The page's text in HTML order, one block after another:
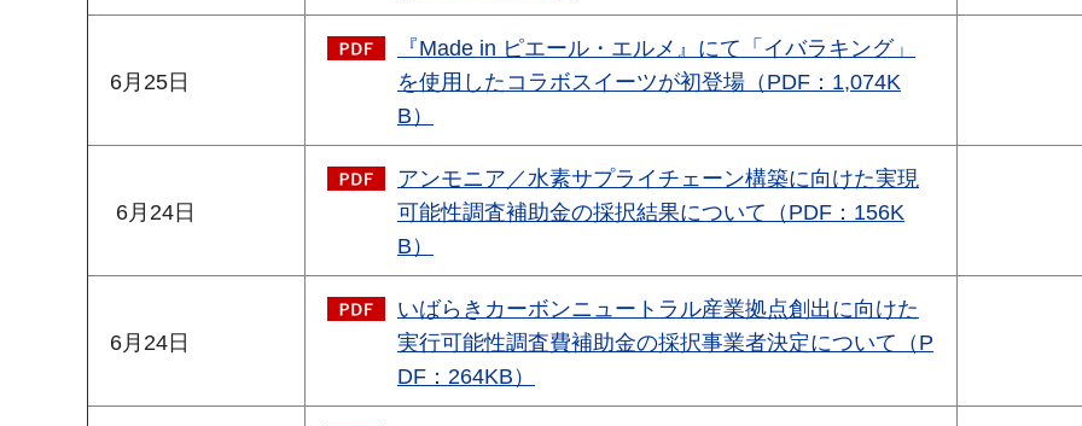
6月25日
『Made in ピエール・エルメ』にて「イバラキング」
を使用したコラボスイーツが初登場（PDF：1,074K
B）
6月24日
アンモニア／水素サプライチェーン構築に向けた実現
可能性調査補助金の採択結果について（PDF：156K
B）
6月24日
いばらきカーボンニュートラル産業拠点創出に向けた
実行可能性調査費補助金の採択事業者決定について（P
DF：264KB）